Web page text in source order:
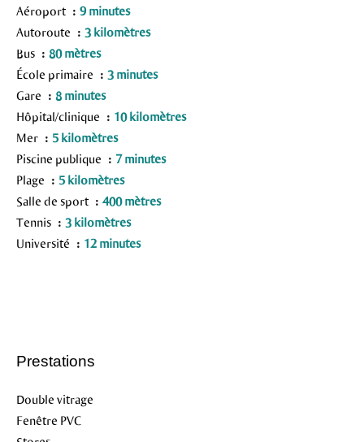
Aéroport
9 minutes
Autoroute
3 kilomètres
Bus
80 mètres
École primaire
3 minutes
Gare
8 minutes
Hôpital/clinique
10 kilomètres
Mer
5 kilomètres
Piscine publique
7 minutes
Plage
5 kilomètres
Salle de sport
400 mètres
Tennis
3 kilomètres
Université
12 minutes
Prestations
Double vitrage
Fenêtre PVC